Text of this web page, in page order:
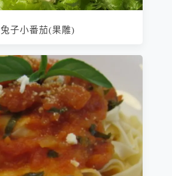
兔子小番茄(果雕)